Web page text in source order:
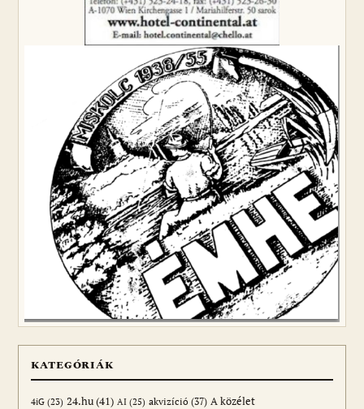
KATEGÓRIÁK
4iG (23) 24.hu(41) AI (25) akvizíció (37) A közélet